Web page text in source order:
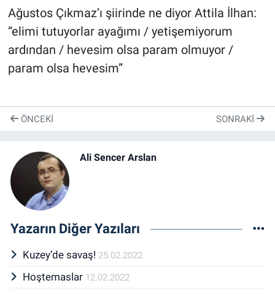
Ağustos Çıkmaz’ı şiirinde ne diyor Attila İlhan:
“elimi tutuyorlar ayağımı / yetişemiyorum
ardından / hevesim olsa param olmuyor /
param olsa hevesim”
ÖNCEKI SONRAKI
Ali Sencer Arslan
Yazarın Diğer Yazıları
Kuzey’de savaş! 25.02.2022
Hoştemaslar 12.02.2022